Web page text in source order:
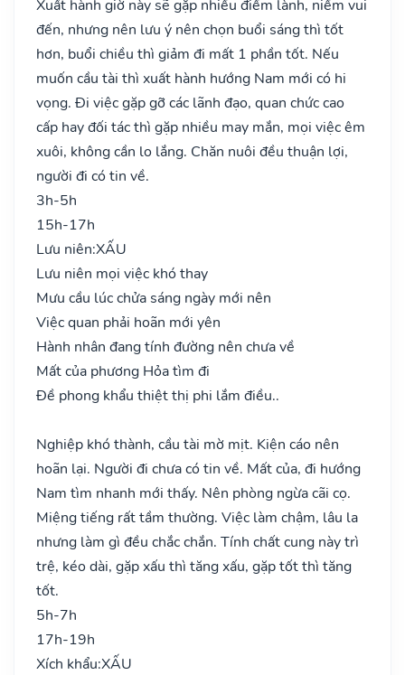
Xuất hành giờ này sẽ gặp nhiều điềm lành, niềm vui
đến, nhưng nên lưu ý nên chọn buổi sáng thì tốt
hơn, buổi chiều thì giảm đi mất 1 phần tốt. Nếu
muốn cầu tài thì xuất hành hướng Nam mới có hi
vọng. Đi việc gặp gỡ các lãnh đạo, quan chức cao
cấp hay đối tác thì gặp nhiều may mắn, mọi việc êm
xuôi, không cần lo lắng. Chăn nuôi đều thuận lợi,
người đi có tin về.
3h-5h
15h-17h
Lưu niên:XẤU
Lưu niên mọi việc khó thay
Mưu cầu lúc chửa sáng ngày mới nên
Việc quan phải hoãn mới yên
Hành nhân đang tính đường nên chưa về
Mất của phương Hỏa tìm đi
Đề phong khẩu thiệt thị phi lắm điều..
Nghiệp khó thành, cầu tài mờ mịt. Kiện cáo nên
hoãn lại. Người đi chưa có tin về. Mất của, đi hướng
Nam tìm nhanh mới thấy. Nên phòng ngừa cãi cọ.
Miệng tiếng rất tầm thường. Việc làm chậm, lâu la
nhưng làm gì đều chắc chắn. Tính chất cung này trì
trệ, kéo dài, gặp xấu thì tăng xấu, gặp tốt thì tăng
tốt.
5h-7h
17h-19h
Xích khẩu:XẤU